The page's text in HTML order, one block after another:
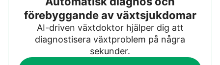
förebyggande av växtsjukdomar
AI-driven växtdoktor hjälper dig att
diagnostisera växtproblem på några
sekunder.